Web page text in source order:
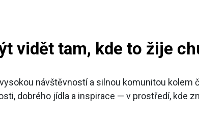
vidět tam, kde to žije
návštěvností a silnou komunitou kolem
dobrého jídla a inspirace — v prostředí, kde